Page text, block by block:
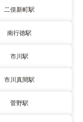
二俣新町駅
南行徳駅
市川駅
市川真間駅
菅野駅